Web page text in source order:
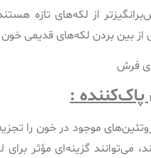
از لکه‌های تازه
از بین بردن لکه‌های قدیمی
پاک‌کننده :
موجود در خون را
می‌توانند گزینه‌ای مؤثر